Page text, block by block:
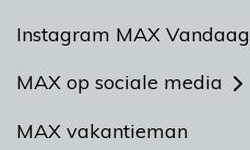
Instagram MAX Vandaag
MAX op sociale media
MAX vakantieman